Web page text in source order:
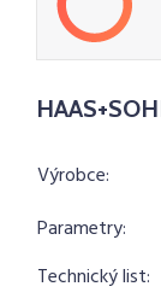
Výrobce:
Parametry:
Technický list: